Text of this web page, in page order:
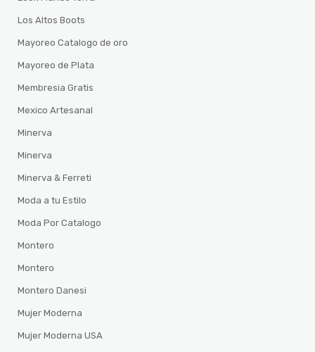
Los Altos Boots
Mayoreo Catalogo de oro
Mayoreo de Plata
Membresia Gratis
Mexico Artesanal
Minerva
Minerva
Minerva & Ferreti
Moda a tu Estilo
Moda Por Catalogo
Montero
Montero
Montero Danesi
Mujer Moderna
Mujer Moderna USA